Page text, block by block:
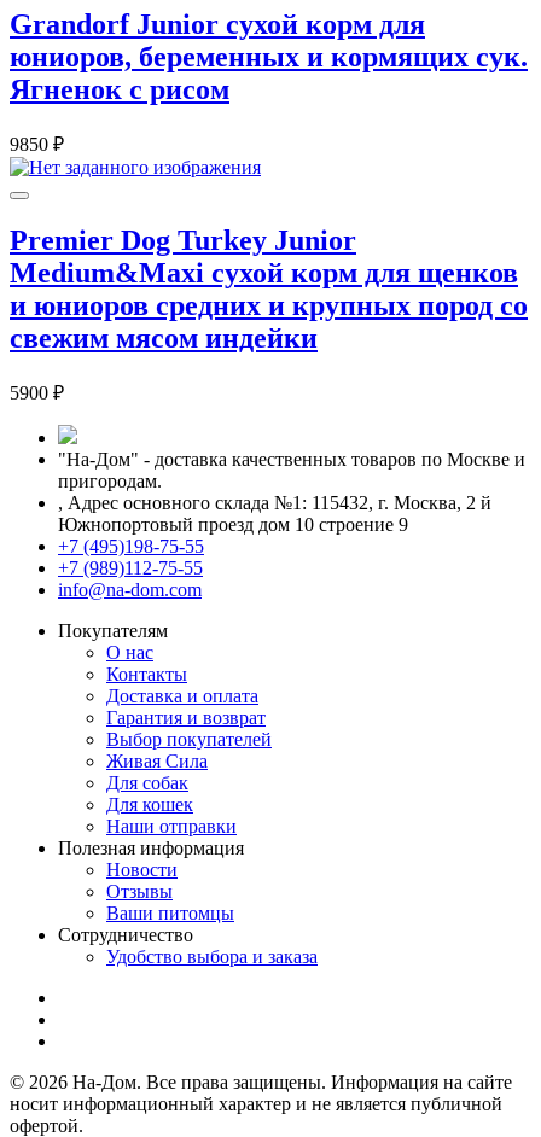
Grandorf Junior сухой корм для
юниоров, беременных и кормящих сук.
Ягненок с рисом
9850 ₽
Premier Dog Turkey Junior
Medium&Maxi сухой корм для щенков
и юниоров средних и крупных пород со
свежим мясом индейки
5900 ₽
"На-Дом" - доставка качественных товаров по Москве и
пригородам.
, Адрес основного склада №1: 115432, г. Москва, 2 й
Южнопортовый проезд дом 10 строение 9
+7 (495)198-75-55
+7 (989)112-75-55
info@na-dom.com
Покупателям
О нас
Контакты
Доставка и оплата
Гарантия и возврат
Выбор покупателей
Живая Сила
Для собак
Для кошек
Наши отправки
Полезная информация
Новости
Отзывы
Ваши питомцы
Сотрудничество
Удобство выбора и заказа
© 2026 На-Дом. Все права защищены. Информация на сайте
носит информационный характер и не является публичной
офертой.